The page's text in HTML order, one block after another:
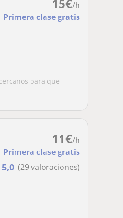
15€/h
Primera clase gratis
para que
11€/h
Primera clase gratis
5,0 (29 valoraciones)